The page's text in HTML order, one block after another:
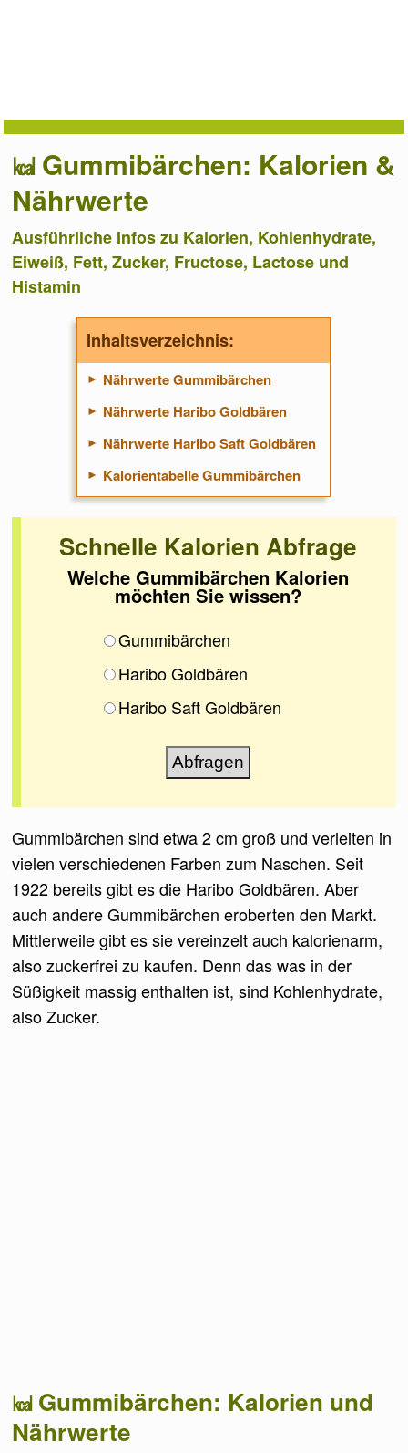
Gummibärchen: Kalorien &
Nährwerte
Ausführliche Infos zu Kalorien, Kohlenhydrate,
Eiweiß, Fett, Zucker, Fructose, Lactose und
Histamin
Inhaltsverzeichnis:
Nährwerte Gummibärchen
Nährwerte Haribo Goldbären
Nährwerte Haribo Saft Goldbären
Kalorientabelle Gummibärchen
Schnelle Kalorien Abfrage
Welche Gummibärchen Kalorien
möchten Sie wissen?
Gummibärchen
Haribo Goldbären
Haribo Saft Goldbären
Gummibärchen sind etwa 2 cm groß und verleiten in
vielen verschiedenen Farben zum Naschen. Seit
1922 bereits gibt es die Haribo Goldbären. Aber
auch andere Gummibärchen eroberten den Markt.
Mittlerweile gibt es sie vereinzelt auch kalorienarm,
also zuckerfrei zu kaufen. Denn das was in der
Süßigkeit massig enthalten ist, sind Kohlenhydrate,
also Zucker.
Gummibärchen: Kalorien und
Nährwerte